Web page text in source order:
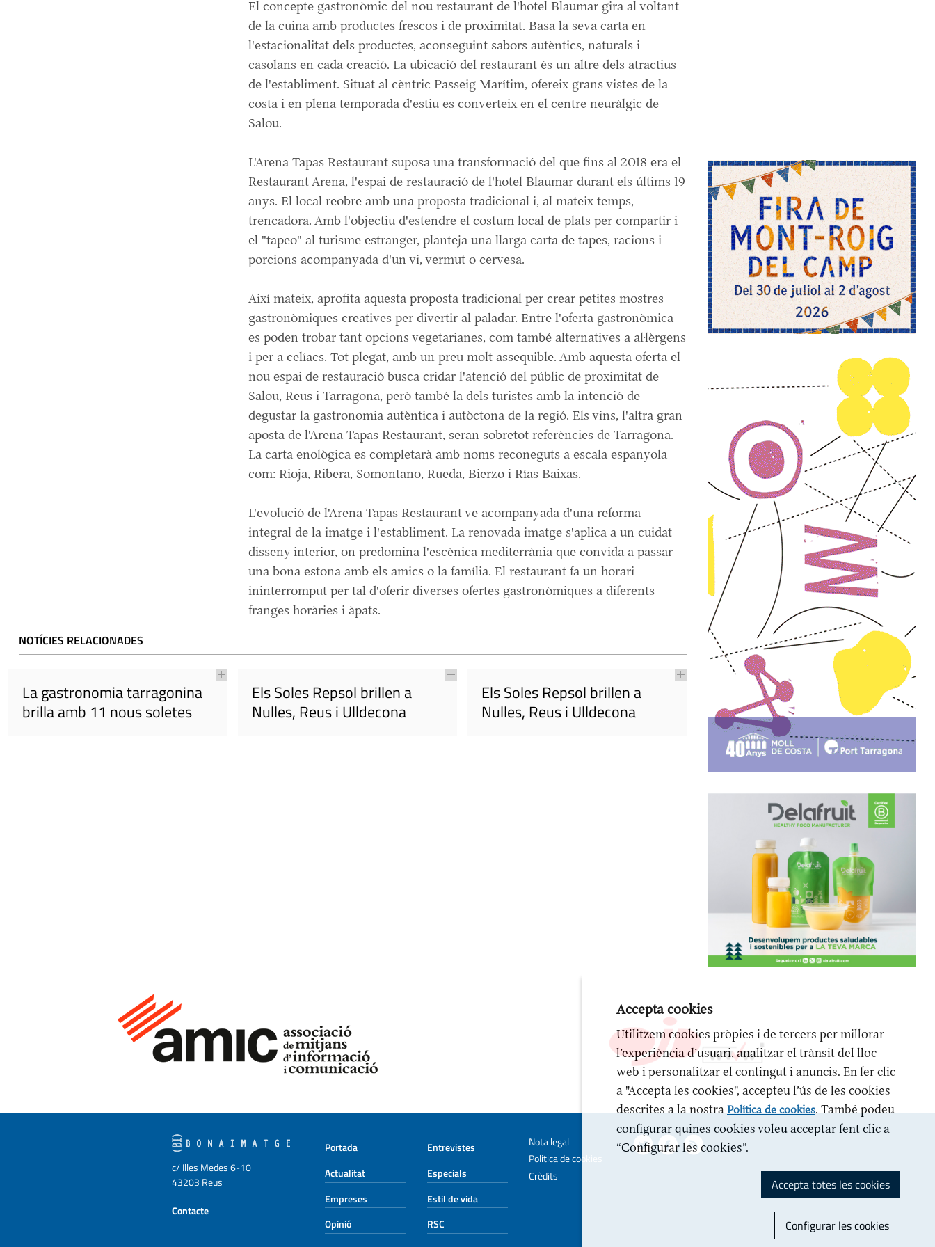
El concepte gastronòmic del nou restaurant de l'hotel Blaumar gira al voltant
de la cuina amb productes frescos i de proximitat. Basa la seva carta en
l'estacionalitat dels productes, aconseguint sabors autèntics, naturals i
casolans en cada creació. La ubicació del restaurant és un altre dels atractius
de l'establiment. Situat al cèntric Passeig Marítim, ofereix grans vistes de la
costa i en plena temporada d'estiu es converteix en el centre neuràlgic de
Salou.
L'Arena Tapas Restaurant suposa una transformació del que fins al 2018 era el
Restaurant Arena, l'espai de restauració de l'hotel Blaumar durant els últims 19
anys. El local reobre amb una proposta tradicional i, al mateix temps,
trencadora. Amb l'objectiu d'estendre el costum local de plats per compartir i
el "tapeo" al turisme estranger, planteja una llarga carta de tapes, racions i
porcions acompanyada d'un vi, vermut o cervesa.
Així mateix, aprofita aquesta proposta tradicional per crear petites mostres
gastronòmiques creatives per divertir al paladar. Entre l'oferta gastronòmica
es poden trobar tant opcions vegetarianes, com també alternatives a al·lèrgens
i per a celíacs. Tot plegat, amb un preu molt assequible. Amb aquesta oferta el
nou espai de restauració busca cridar l'atenció del públic de proximitat de
Salou, Reus i Tarragona, però també la dels turistes amb la intenció de
degustar la gastronomia autèntica i autòctona de la regió. Els vins, l'altra gran
aposta de l'Arena Tapas Restaurant, seran sobretot referències de Tarragona.
La carta enològica es completarà amb noms reconeguts a escala espanyola
com: Rioja, Ribera, Somontano, Rueda, Bierzo i Rías Baixas.
L'evolució de l'Arena Tapas Restaurant ve acompanyada d'una reforma
integral de la imatge i l'establiment. La renovada imatge s'aplica a un cuidat
disseny interior, on predomina l'escènica mediterrània que convida a passar
una bona estona amb els amics o la família. El restaurant fa un horari
ininterromput per tal d'oferir diverses ofertes gastronòmiques a diferents
franges horàries i àpats.
NOTÍCIES RELACIONADES
La gastronomia tarragonina
brilla amb 11 nous soletes
Els Soles Repsol brillen a
Nulles, Reus i Ulldecona
Els Soles Repsol brillen a
Nulles, Reus i Ulldecona
Portada
Actualitat
Empreses
Opinió
Entrevistes
Especials
Estil de vida
RSC
c/ Illes Medes 6-10
43203 Reus
Contacte
Nota legal
Politica de cookies
Crèdits
Accepta cookies
Utilitzem cookies pròpies i de tercers per millorar
l’experiència d’usuari, analitzar el trànsit del lloc
web i personalitzar el contingut i anuncis. En fer clic
a "Accepta les cookies", accepteu l’ús de les cookies
descrites a la nostraPolítica de cookies. També podeu
configurar quines cookies voleu acceptar fent clic a
“Configurar les cookies”.
Accepta totes les cookies
Configurar les cookies